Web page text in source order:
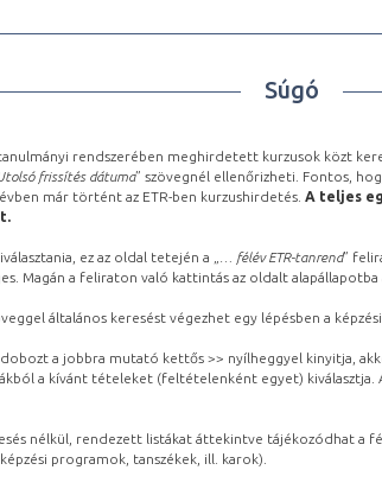
Súgó
rendszerében meghirdetett kurzusok közt
frissítés dátuma” szövegnél ellenőrizheti. Fontos,
már történt az ETR-ben kurzushirdetés. A teljes
ez az oldal tetején a „ … félév ETR-tanrend”
Magán a feliraton való kattintás az oldalt alapállapotba
általános keresést végezhet egy lépésben a
dobozt a jobbra mutató kettős >> nyílheggyel kinyitja,
a kívánt tételeket (feltételenként egyet) kiválasztja.
nélkül, rendezett listákat áttekintve tájékozódhat a
programok, tanszékek, ill. karok).